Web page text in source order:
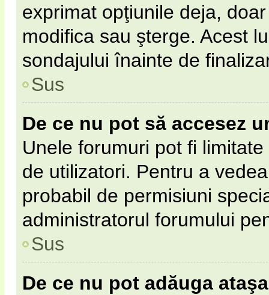
exprimat opţiunile deja,
modifica sau şterge. Acest
sondajului înainte de
Sus
De ce nu pot să accesez
Unele forumuri pot fi
de utilizatori. Pentru a
probabil de permisiuni
administratorul forumului
Sus
De ce nu pot adăuga